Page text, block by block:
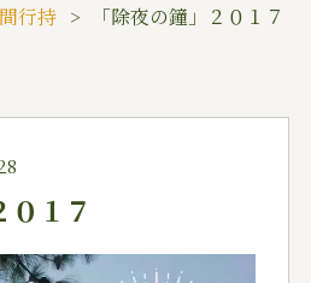
行持 「除夜の鐘」２０１７
０１７